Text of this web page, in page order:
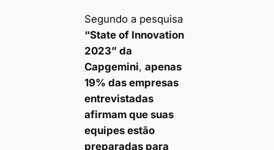
Segundo a pesquisa
“State of Innovation
2023” da
Capgemini, apenas
19% das empresas
entrevistadas
afirmam que suas
equipes estão
preparadas para